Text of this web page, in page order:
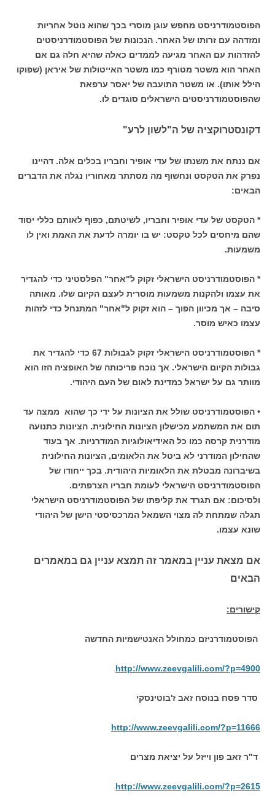
הפוסטמודרניסט מחפש עוגן מוסרי בכך שהוא נוטל אחריות
ומזדהה עם זרותו של האחר. הנכונות של הפוסטמודרניסטים
להזדהות עם האחר מגיעה לממדים כאלה שהיא חלה גם אם
האחר הוא משטר מטורף כמו משטר האייטולות של איראן (שפוקו
הילל אותו). או משטר התועבה של יאסר ערפאת
שהפוסטמודרניסטים הישראלים סוגדים לו.
דקונסטרוקציה של ה"לשון לרע"
אם ננתח את משנתו של עדי אופיר וחבריו בכלים אלה. דהיינו
נפרק את הטקסט ונחשוף מה מסתתר מאחוריו נגלה את הדברים
הבאים:
* הטקסט של עדי אופיר וחבריו, לשיטתם, כפוף לאותם כללי יסוד
שהם מיחסים לכל טקסט: יש בו יומרה לדעת את האמת ואין לו
משמעות.
* הפוסטמודרניסט הישראלי זקוק ל"אחר" הפלסטיני כדי להגדיר
את עצמו ולהקנות משמעות מוסרית לעצם הקיום שלו. מאותה
סיבה – אך מכיוון הפוך – הוא זקוק ל"אחר" המתנחל כדי לזהות
עצמו כאיש מוסר.
* הפוסטמודרניסט הישראלי זקוק לגבולות 67 כדי להגדיר את
גבולות הקיום הישראלי. אך נוכח פריכותה של האופציה הזו הוא
מוותר גם על ישראל כמדינת לאום של העם היהודי.
• הפוסטמודרניסט שולל את הציונות על ידי כך שהוא ממצה עד
תום את המשתמע מכישלון הציונות החילונית. הציונות כתנועה
מודרנית קרסה כמו כל האידיאולוגיות המודרניות. אך בעוד
שהחילון המודרני לא ביטל את הלאומים, הציונות החילונית
בשיברונה מבטלת את הלאומיות היהודית. בכך ייחודו של
הפוסטמודרניסט הישראלי לעומת חבריו הצרפתים.
ולסיכום: אם תגרד את קליפתו של הפוסטמודרניסט הישראלי
תגלה שמתחת לה מצוי השמאל המרכסיסטי הישן של היהודי
שונא עצמו.
אם מצאת עניין במאמר זה תמצא עניין גם במאמרים
הבאים
קישורים:
הפוסטמודרניזם כמחולל האנטישמיות החדשה
http://www.zeevgalili.com/?p=4900
סדר פסח בנוסח זאב ז'בוטינסקי
http://www.zeevgalili.com/?p=11666
ד"ר זאב פון וייזל על יציאת מצרים
http://www.zeevgalili.com/?p=2615